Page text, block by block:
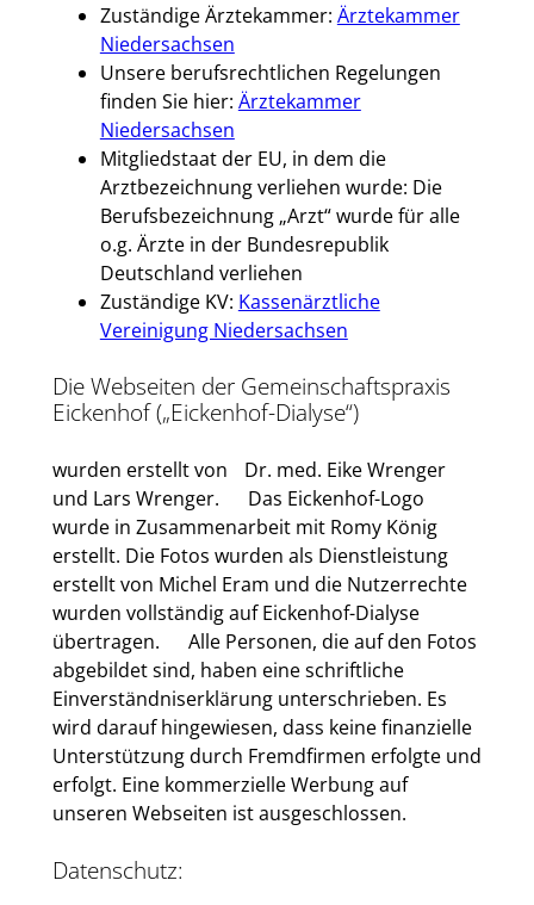
Zuständige Ärztekammer: Ärztekammer
Niedersachsen
Unsere berufsrechtlichen Regelungen
finden Sie hier: Ärztekammer
Niedersachsen
Mitgliedstaat der EU, in dem die
Arztbezeichnung verliehen wurde: Die
Berufsbezeichnung „Arzt“ wurde für alle
o.g. Ärzte in der Bundesrepublik
Deutschland verliehen
Zuständige KV: Kassenärztliche
Vereinigung Niedersachsen
Die Webseiten der Gemeinschaftspraxis
Eickenhof („Eickenhof-Dialyse“)
wurden erstellt von Dr. med. Eike Wrenger
und Lars Wrenger. Das Eickenhof-Logo
wurde in Zusammenarbeit mit Romy König
erstellt. Die Fotos wurden als Dienstleistung
erstellt von Michel Eram und die Nutzerrechte
wurden vollständig auf Eickenhof-Dialyse
übertragen. Alle Personen, die auf den Fotos
abgebildet sind, haben eine schriftliche
Einverständniserklärung unterschrieben. Es
wird darauf hingewiesen, dass keine finanzielle
Unterstützung durch Fremdfirmen erfolgte und
erfolgt. Eine kommerzielle Werbung auf
unseren Webseiten ist ausgeschlossen.
Datenschutz: